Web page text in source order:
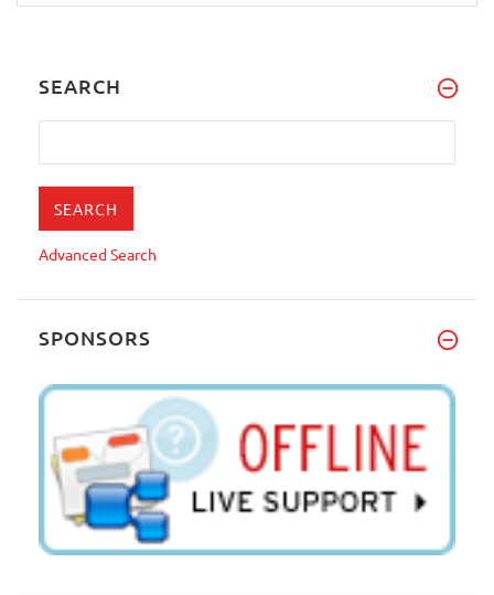
SEARCH
Advanced Search
SPONSORS